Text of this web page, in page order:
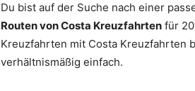
Du bist auf der Suche nach einer
Routen von Costa Kreuzfahrten für
Kreuzfahrten mit Costa Kreuzfahrten
verhältnismäßig einfach.